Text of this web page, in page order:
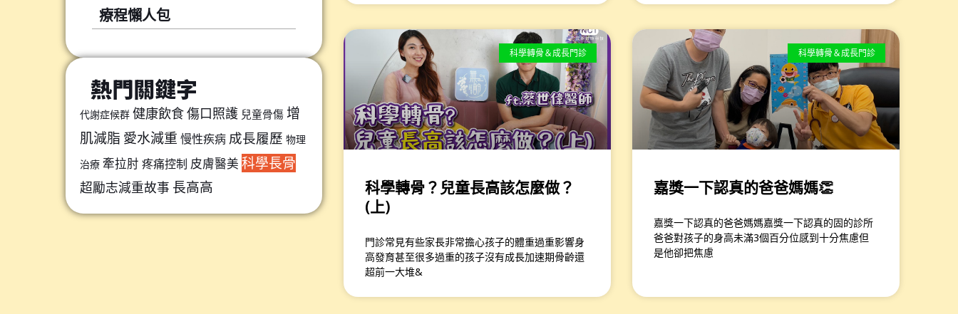
療程懶人包
熱門關鍵字
代謝症候群 健康飲食傷口照護 兒童骨傷 增
肌減脂 愛水減重 慢性疾病 成長履歷 物理
治療 牽拉肘 疼痛控制 皮膚醫美 科學長骨
超勵志減重故事 長高高
科學轉骨＆成長門診
科學轉骨？兒童長高該怎麼做？
(上)
門診常見有些家長非常擔心孩子的體重過重影響身
高發育甚至很多過重的孩子沒有成長加速期骨齡還
超前一大堆&
科學轉骨＆成長門診
嘉獎一下認真的爸爸媽媽👏
嘉獎一下認真的爸爸媽媽嘉獎一下認真的固的診所
爸爸對孩子的身高未滿3個百分位感到十分焦慮但
是他卻把焦慮